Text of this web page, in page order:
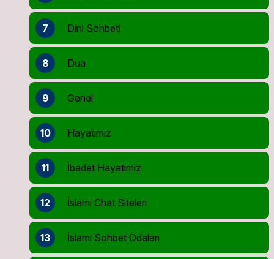
7 Dini Sohbeti
8 Dua
9 Genel
10 Hayatımız
11 İbadet Hayatımız
12 İslami Chat Siteleri
13 İslami Sohbet Odaları